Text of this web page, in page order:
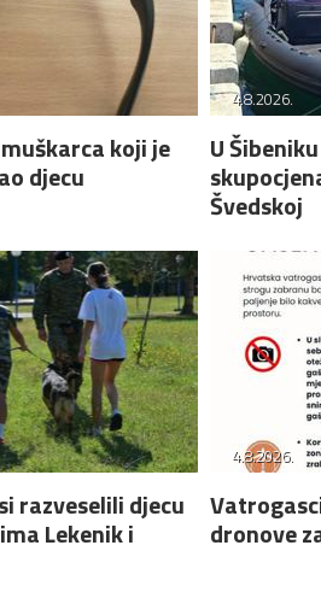
koji je
djecu
4.8.2026.
U
Švedskoj
razveselili djecu
Lekenik i
4.8.2026.
dronove